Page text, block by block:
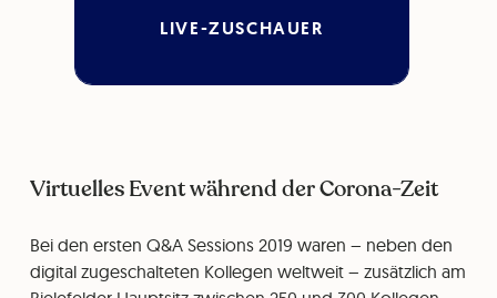
LIVE-ZUSCHAUER
Virtuelles Event während der Corona-Zeit
Bei den ersten Q&A Sessions 2019 waren – neben den
digital zugeschalteten Kollegen weltweit – zusätzlich am